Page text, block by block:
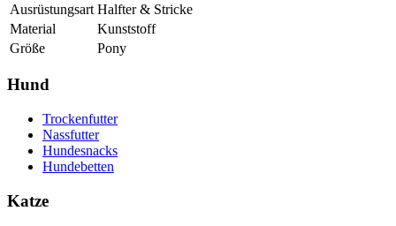
Ausrüstungsart Halfter & Stricke
Material
Kunststoff
Größe
Pony
Hund
Trockenfutter
Nassfutter
Hundesnacks
Hundebetten
Katze